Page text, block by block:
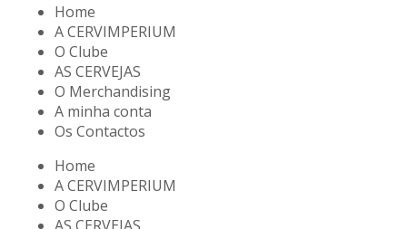
Home
A CERVIMPERIUM
O Clube
AS CERVEJAS
O Merchandising
A minha conta
Os Contactos
Home
A CERVIMPERIUM
O Clube